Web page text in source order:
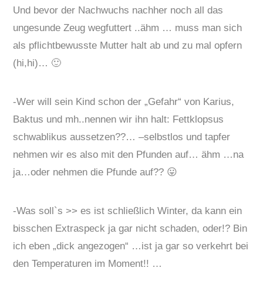
Und bevor der Nachwuchs nachher noch all das
ungesunde Zeug wegfuttert ..ähm … muss man sich
als pflichtbewusste Mutter halt ab und zu mal opfern
(hi,hi)… 🙂
-Wer will sein Kind schon der „Gefahr“ von Karius,
Baktus und mh..nennen wir ihn halt: Fettklopsus
schwablikus aussetzen??… –selbstlos und tapfer
nehmen wir es also mit den Pfunden auf… ähm …na
ja…oder nehmen die Pfunde auf?? 😛
-Was soll`s >> es ist schließlich Winter, da kann ein
bisschen Extraspeck ja gar nicht schaden, oder!? Bin
ich eben „dick angezogen“ …ist ja gar so verkehrt bei
den Temperaturen im Moment!! …